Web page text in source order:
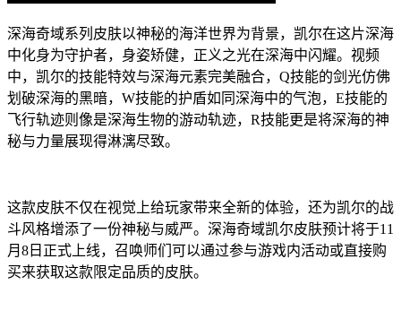
深海奇域系列皮肤以神秘的海洋世界为背景，凯尔在这片深海
中化身为守护者，身姿矫健，正义之光在深海中闪耀。视频
中，凯尔的技能特效与深海元素完美融合，Q技能的剑光仿佛
划破深海的黑暗，W技能的护盾如同深海中的气泡，E技能的
飞行轨迹则像是深海生物的游动轨迹，R技能更是将深海的神
秘与力量展现得淋漓尽致。
这款皮肤不仅在视觉上给玩家带来全新的体验，还为凯尔的战
斗风格增添了一份神秘与威严。深海奇域凯尔皮肤预计将于11
月8日正式上线，召唤师们可以通过参与游戏内活动或直接购
买来获取这款限定品质的皮肤。